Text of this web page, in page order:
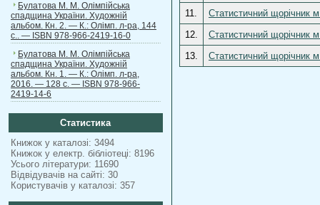
Булатова М. М. Олімпійська
спадщина України. Художній
альбом. Кн. 2. — К.: Олімп. л-ра, 144
с.. — ISBN 978-966-2419-16-0
Булатова М. М. Олімпійська
спадщина України. Художній
альбом. Кн. 1. — К.: Олімп. л-ра,
2016. — 128 с. — ISBN 978-966-
2419-14-6
Статистика
Книжок у каталозі: 3494
Книжок у електр. бібліотеці: 8196
Усього літератури: 11690
Відвідувачів на сайті: 30
Користувачів у каталозі: 357
11.
Статистичний щорічник
12.
Статистичний
13.
Статистичний